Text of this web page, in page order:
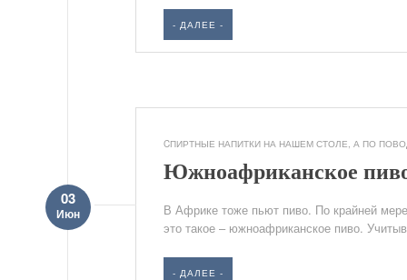
- ДАЛЕЕ -
CПИРТНЫЕ НАПИТКИ НА НАШЕМ СТОЛЕ, А ПО
Южноафриканское
03
Июн
В Африке тоже пьют пиво. По крайней
это такое – южноафриканское пиво.
- ДАЛЕЕ -